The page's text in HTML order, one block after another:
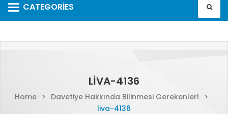
CATEGORIES
Categories
LIVA-4136
Home > Davetiye Hakkında Bilinmesi Gerekenler!
>
liva-4136